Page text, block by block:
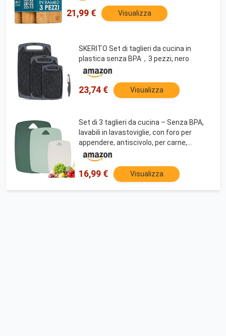
21,99 € Visualizza
SKERITO Set di taglieri da cucina in
plastica senza BPA，3 pezzi, nero
23,74 € Visualizza
Set di 3 taglieri da cucina – Senza BPA,
lavabili in lavastoviglie, con foro per
appendere, antiscivolo, per carne,
verdure, frutta, 3 dimensioni
16,99 € Visualizza